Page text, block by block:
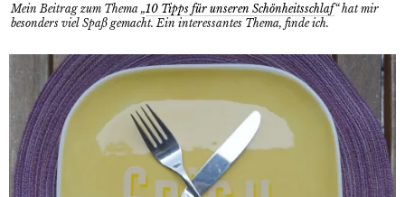
Mein Beitrag zum Thema „10 Tipps für unseren Schönheitsschlaf“ hat mir
besonders viel Spaß gemacht. Ein interessantes Thema, finde ich.